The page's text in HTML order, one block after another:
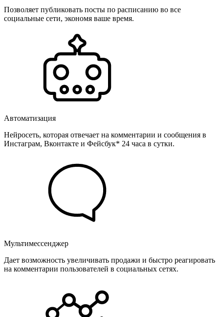
Позволяет публиковать посты по расписанию во все
социальные сети, экономя ваше время.
Автоматизация
Нейросеть, которая отвечает на комментарии и сообщения в
Инстаграм, Вконтакте и Фейсбук* 24 часа в сутки.
Мультимессенджер
Дает возможность увеличивать продажи и быстро реагировать
на комментарии пользователей в социальных сетях.